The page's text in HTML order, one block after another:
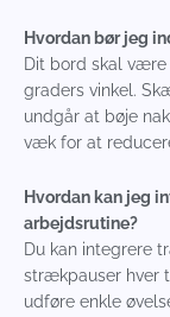
Hvordan bør jeg
Dit bord skal være
graders vinkel.
undgår at bøje
væk for at
Hvordan kan jeg
arbejdsrutine?
Du kan integrere
strækpauser hver
udføre enkle